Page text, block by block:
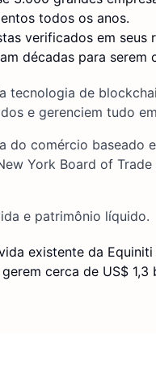
todos os anos.
verificados em seus
décadas para serem
tecnologia de
e gerenciem tudo
do comércio baseado
York Board of
e patrimônio líquido.
existente da
cerca de US$